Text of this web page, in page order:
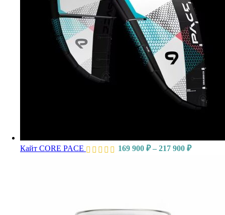
Кайт CORE PACE 169 900 ₽ – 217 900 ₽